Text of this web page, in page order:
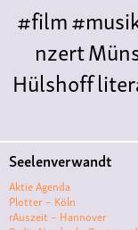
#film
nzert
Hülshoff
Literature
Monogamie
Seelenverwandt
Aktie Agenda
Plotter – Köln
rAuszeit – Hannover